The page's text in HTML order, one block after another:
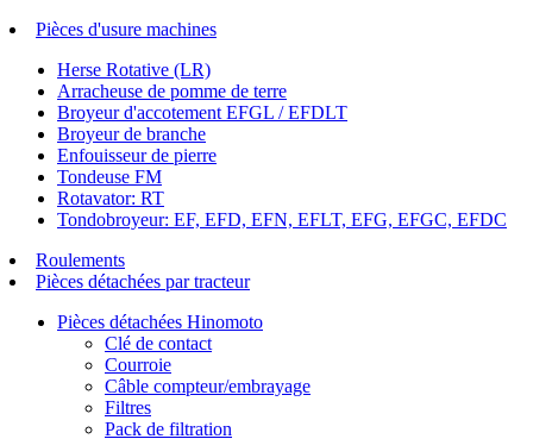
Pièces d'usure machines
Herse Rotative (LR)
Arracheuse de pomme de terre
Broyeur d'accotement EFGL / EFDLT
Broyeur de branche
Enfouisseur de pierre
Tondeuse FM
Rotavator: RT
Tondobroyeur: EF, EFD, EFN, EFLT, EFG, EFGC, EFDC
Roulements
Pièces détachées par tracteur
Pièces détachées Hinomoto
Clé de contact
Courroie
Câble compteur/embrayage
Filtres
Pack de filtration